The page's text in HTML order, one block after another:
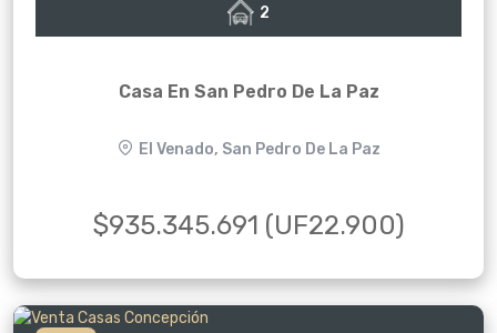
2
Casa En San Pedro De La Paz
El Venado, San Pedro De La Paz
$935.345.691 (UF22.900)